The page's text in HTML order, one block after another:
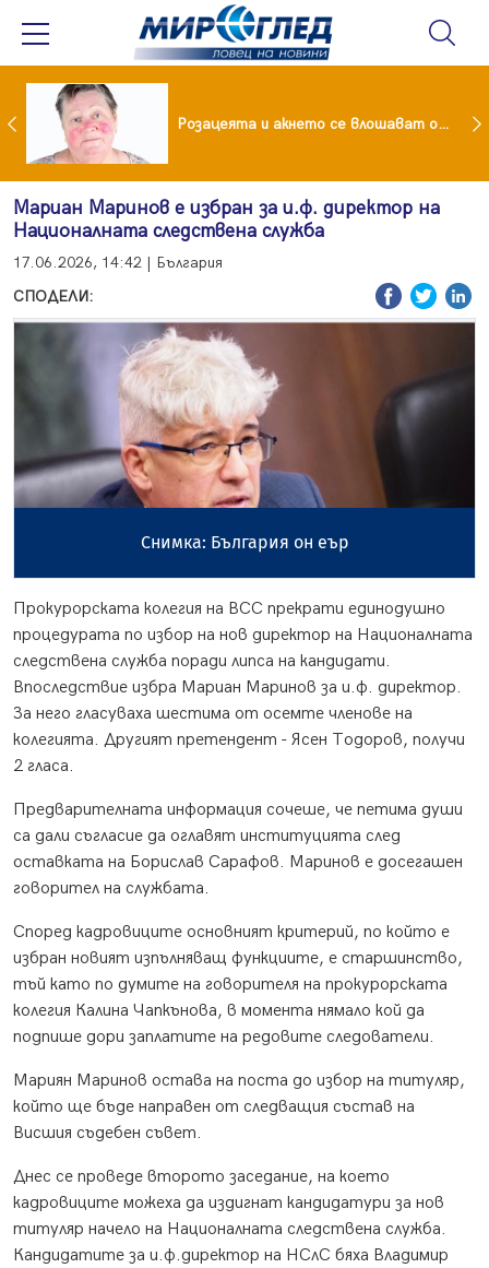
Симона Пейчева отиде на море след убийството на Владо Загатото, скарала се с него за пари Розацеята и акнето се влошават от слънцето
Мариан Маринов е избран за и.ф. директор на
Националната следствена служба
17.06.2026, 14:42 | България
СПОДЕЛИ:
Снимка: България он еър
Прокурорската колегия на ВСС прекрати единодушно
процедурата по избор на нов директор на Националната
следствена служба поради липса на кандидати.
Впоследствие избра Мариан Маринов за и.ф. директор.
За него гласуваха шестима от осемте членове на
колегията. Другият претендент - Ясен Тодоров, получи
2 гласа.
Предварителната информация сочеше, че петима души
са дали съгласие да оглавят институцията след
оставката на Борислав Сарафов. Маринов е досегашен
говорител на службата.
Според кадровиците основният критерий, по който е
избран новият изпълняващ функциите, е старшинство,
тъй като по думите на говорителя на прокурорската
колегия Калина Чапкънова, в момента нямало кой да
подпише дори заплатите на редовите следователи.
Мариян Маринов остава на поста до избор на титуляр,
който ще бъде направен от следващия състав на
Висшия съдебен съвет.
Днес се проведе второто заседание, на което
кадровиците можеха да издигнат кандидатури за нов
титуляр начело на Националната следствена служба.
Кандидатите за и.ф.директор на НСлС бяха Владимир